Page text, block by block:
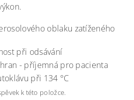
oblaku zatíženého
při odsávání
- příjemná pro pacienta
při 134 °C
k této položce.